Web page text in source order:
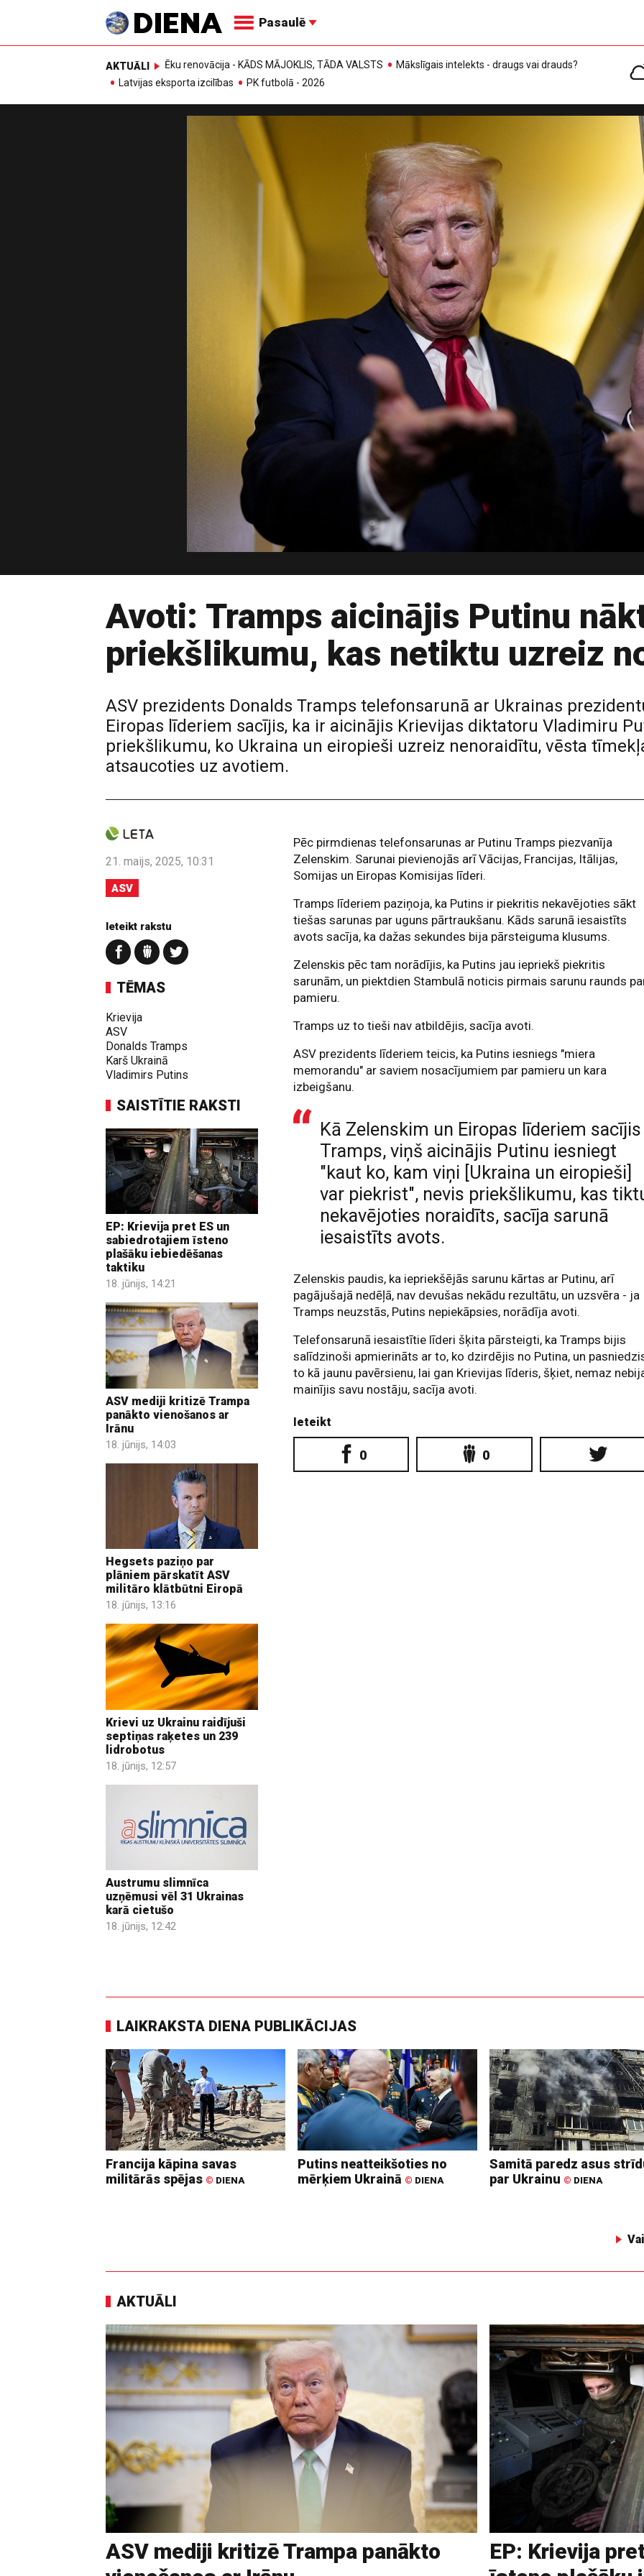
Pasaulē
AKTUĀLI Ēku renovācija - KĀDS MĀJOKLIS, TĀDA VALSTS
Mākslīgais intelekts - draugs vai drauds?
Latvijas eksporta izcilības
PK futbolā - 2026
Avoti: Tramps aicinājis Putinu
priekšlikumu, kas netiktu uzreiz
ASV prezidents Donalds Tramps telefonsarunā ar Ukrainas
Eiropas līderiem sacījis, ka ir aicinājis Krievijas diktatoru Vladimiru
priekšlikumu, ko Ukraina un eiropieši uzreiz nenoraidītu, vēsta
atsaucoties uz avotiem.
21. maijs, 2025, 10:31
ASV
Ieteikt rakstu
TĒMAS
Krievija
ASV
Donalds Tramps
Karš Ukrainā
Vladimirs Putins
SAISTĪTIE RAKSTI
EP: Krievija pret ES un
sabiedrotajiem īsteno
plašāku iebiedēšanas
taktiku
18. jūnijs, 14:21
ASV mediji kritizē Trampa
panākto vienošanos ar
Irānu
18. jūnijs, 14:03
Hegsets paziņo par
plāniem pārskatīt ASV
militāro klātbūtni Eiropā
18. jūnijs, 13:16
Krievi uz Ukrainu raidījuši
septiņas raķetes un 239
lidrobotus
18. jūnijs, 12:57
Austrumu slimnīca
uzņēmusi vēl 31 Ukrainas
karā cietušo
18. jūnijs, 12:42
Pēc pirmdienas telefonsarunas ar Putinu Tramps piezvanīja
Zelenskim. Sarunai pievienojās arī Vācijas, Francijas, Itālijas,
Somijas un Eiropas Komisijas līderi.
Tramps līderiem paziņoja, ka Putins ir piekritis nekavējoties sākt
tiešas sarunas par uguns pārtraukšanu. Kāds sarunā iesaistīts
avots sacīja, ka dažas sekundes bija pārsteiguma klusums.
Zelenskis pēc tam norādījis, ka Putins jau iepriekš piekritis
sarunām, un piektdien Stambulā noticis pirmais sarunu raunds
pamieru.
Tramps uz to tieši nav atbildējis, sacīja avoti.
ASV prezidents līderiem teicis, ka Putins iesniegs "miera
memorandu" ar saviem nosacījumiem par pamieru un kara
izbeigšanu.
Kā Zelenskim un Eiropas līderiem sacījis
Tramps, viņš aicinājis Putinu iesniegt
"kaut ko, kam viņi [Ukraina un eiropieši]
var piekrist", nevis priekšlikumu, kas
nekavējoties noraidīts, sacīja sarunā
iesaistīts avots.
Zelenskis paudis, ka iepriekšējās sarunu kārtas ar Putinu, arī
pagājušajā nedēļā, nav devušas nekādu rezultātu, un uzsvēra - ja
Tramps neuzstās, Putins nepiekāpsies, norādīja avoti.
Telefonsarunā iesaistītie līderi šķita pārsteigti, ka Tramps bijis
salīdzinoši apmierināts ar to, ko dzirdējis no Putina, un
to kā jaunu pavērsienu, lai gan Krievijas līderis, šķiet, nemaz
mainījis savu nostāju, sacīja avoti.
Ieteikt
0 0
LAIKRAKSTA DIENA PUBLIKĀCIJAS
Francija kāpina savas
militārās spējas © DIENA
Putins neatteikšoties no
mērķiem Ukrainā © DIENA
Samitā paredz asus
par Ukrainu © DIENA
AKTUĀLI
ASV mediji kritizē Trampa panākto
EP: Krievija